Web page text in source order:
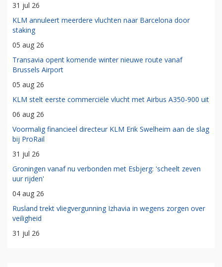
31 jul 26
KLM annuleert meerdere vluchten naar Barcelona door
staking
05 aug 26
Transavia opent komende winter nieuwe route vanaf
Brussels Airport
05 aug 26
KLM stelt eerste commerciële vlucht met Airbus A350-900 uit
06 aug 26
Voormalig financieel directeur KLM Erik Swelheim aan de slag
bij ProRail
31 jul 26
Groningen vanaf nu verbonden met Esbjerg: 'scheelt zeven
uur rijden'
04 aug 26
Rusland trekt vliegvergunning Izhavia in wegens zorgen over
veiligheid
31 jul 26